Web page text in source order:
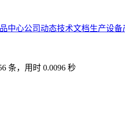
中心公司动态技术文档生产设备
条，用时 0.0096 秒